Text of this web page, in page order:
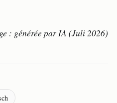
: générée par IA (Juli 2026)